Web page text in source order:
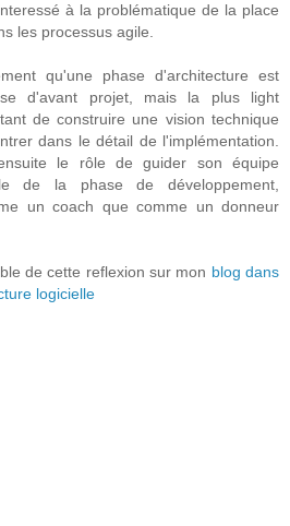
à la problématique de la place
les processus agile.
qu'une phase d'architecture est
d'avant projet, mais la plus light
de construire une vision technique
dans le détail de l'implémentation.
le rôle de guider son équipe
de la phase de développement,
un coach que comme un donneur
de cette reflexion sur mon blog dans
logicielle